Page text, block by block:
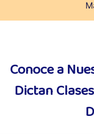
Conoce a
Dictan